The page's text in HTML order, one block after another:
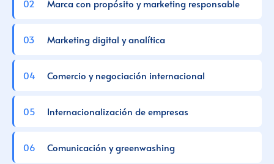
Marca con propósito y marketing responsable
Marketing digital y analítica
Comercio y negociación internacional
Internacionalización de empresas
Comunicación y greenwashing